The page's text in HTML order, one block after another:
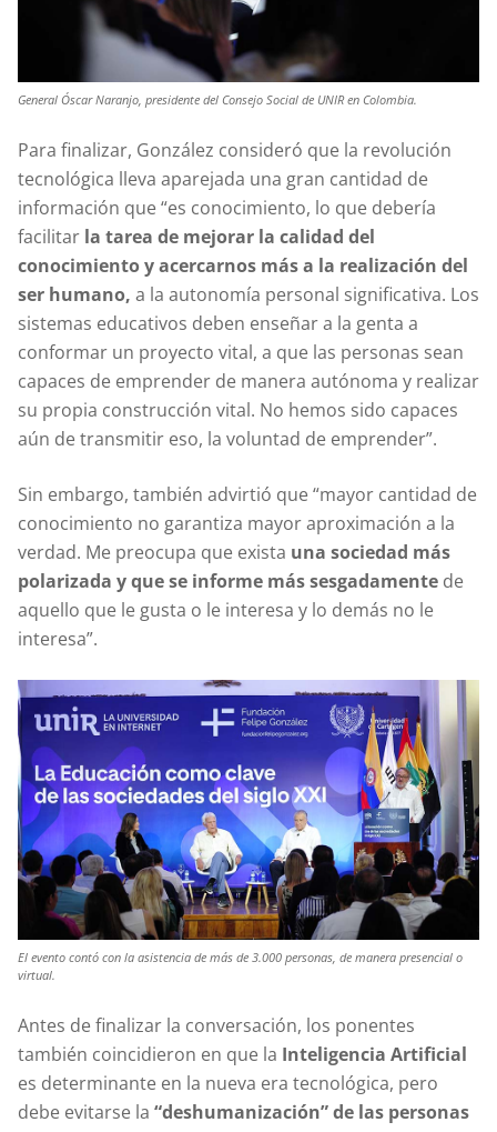
General Óscar Naranjo, presidente del Consejo Social de UNIR en Colombia.
Para finalizar, González consideró que la revolución
tecnológica lleva aparejada una gran cantidad de
información que “es conocimiento, lo que debería
facilitar la tarea de mejorar la calidad del
conocimiento y acercarnos más a la realización del
ser humano, a la autonomía personal significativa. Los
sistemas educativos deben enseñar a la genta a
conformar un proyecto vital, a que las personas sean
capaces de emprender de manera autónoma y realizar
su propia construcción vital. No hemos sido capaces
aún de transmitir eso, la voluntad de emprender”.
Sin embargo, también advirtió que “mayor cantidad de
conocimiento no garantiza mayor aproximación a la
verdad. Me preocupa que exista una sociedad más
polarizada y que se informe más sesgadamente de
aquello que le gusta o le interesa y lo demás no le
interesa”.
El evento contó con la asistencia de más de 3.000 personas, de manera presencial o
virtual.
Antes de finalizar la conversación, los ponentes
también coincidieron en que la Inteligencia Artificial
es determinante en la nueva era tecnológica, pero
debe evitarse la “deshumanización” de las personas